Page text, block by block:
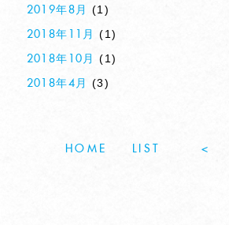
2019年8月
(1)
2018年11月
(1)
2018年10月
(1)
2018年4月
(3)
HOME LIST <